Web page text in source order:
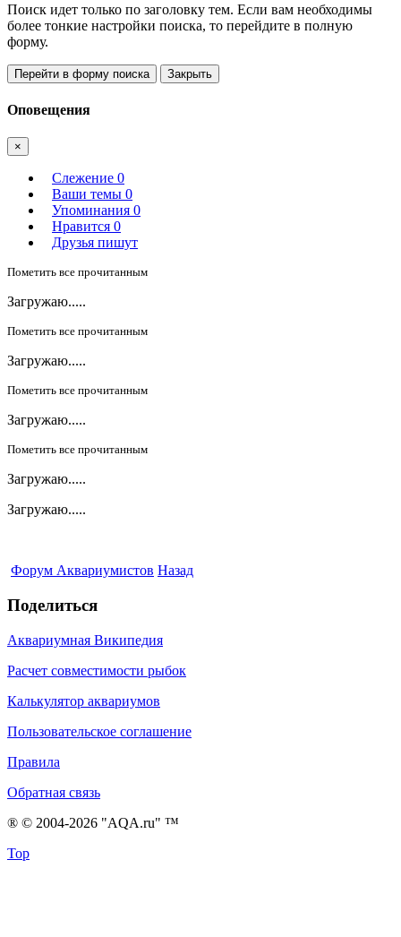
Поиск идет только по заголовку тем. Если вам необходимы
более тонкие настройки поиска, то перейдите в полную
форму.
Перейти в форму поиска Закрыть
Оповещения
×
Слежение 0
Ваши темы 0
Упоминания 0
Нравится 0
Друзья пишут
Пометить все прочитанным
Загружаю.....
Пометить все прочитанным
Загружаю.....
Пометить все прочитанным
Загружаю.....
Пометить все прочитанным
Загружаю.....
Загружаю.....
Форум Аквариумистов Назад
Поделиться
Аквариумная Википедия
Расчет совместимости рыбок
Калькулятор аквариумов
Пользовательское соглашение
Правила
Обратная связь
® © 2004-2026 "AQA.ru" ™
Top